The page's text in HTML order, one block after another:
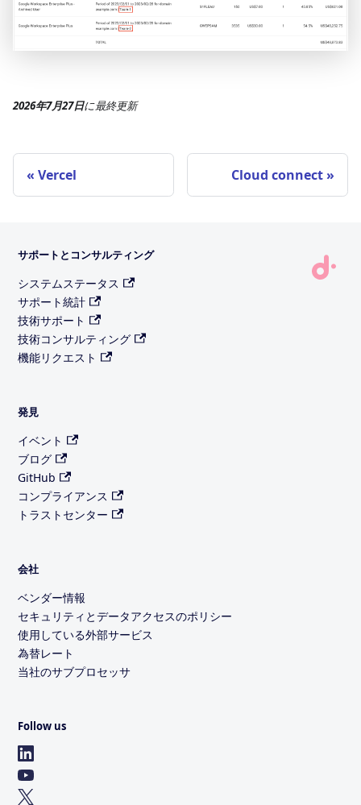
2026年7月27日に最終更新
Vercel Cloud connect
サポートとコンサルティング
システムステータス
サポート統計
技術サポート
技術コンサルティング
機能リクエスト
発見
イベント
ブログ
GitHub
コンプライアンス
トラストセンター
会社
ベンダー情報
セキュリティとデータアクセスのポリシー
使用している外部サービス
為替レート
当社のサブプロセッサ
Follow us